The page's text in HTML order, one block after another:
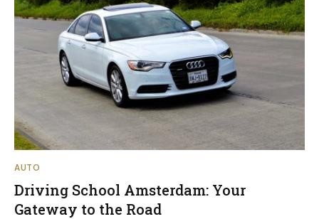
AUTO
Driving School Amsterdam: Your
Gateway to the Road